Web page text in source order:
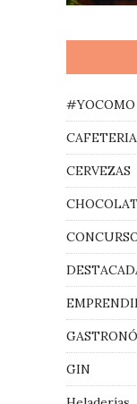
#YOCOMO
CERVEZAS
GIN